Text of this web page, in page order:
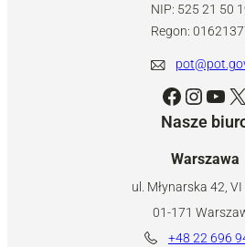
NIP: 525 21 50
Regon:
Facebook Instagram YouTube X
Nasze
Warszawa
ul. Młynarska 42,
01-171
+48 22 696